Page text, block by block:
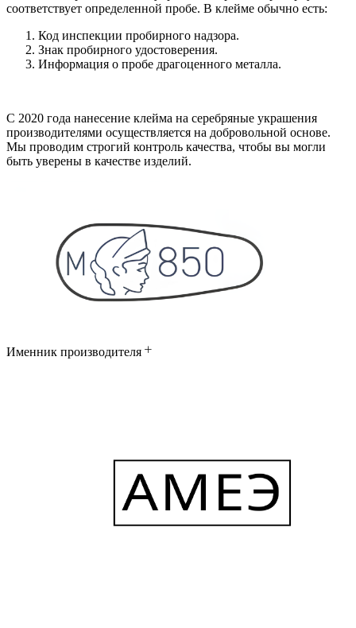
соответствует определенной пробе. В клейме обычно есть:
Код инспекции пробирного надзора.
Знак пробирного удостоверения.
Информация о пробе драгоценного металла.
С 2020 года нанесение клейма на серебряные украшения
производителями осуществляется на добровольной основе.
Мы проводим строгий контроль качества, чтобы вы могли
быть уверены в качестве изделий.
Именник производителя